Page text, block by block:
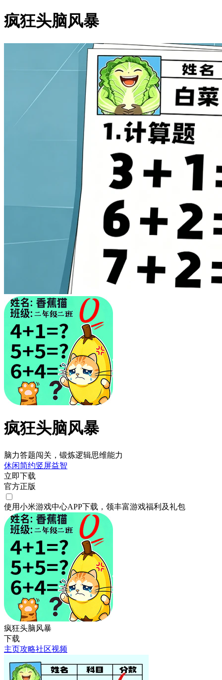
疯狂头脑风暴
疯狂头脑风暴
脑力答题闯关，锻炼逻辑思维能力
休闲简约竖屏益智
立即下载
官方正版
使用小米游戏中心APP下载 ，领丰富游戏福利 及礼包
疯狂头脑风暴
下载
主页攻略社区视频